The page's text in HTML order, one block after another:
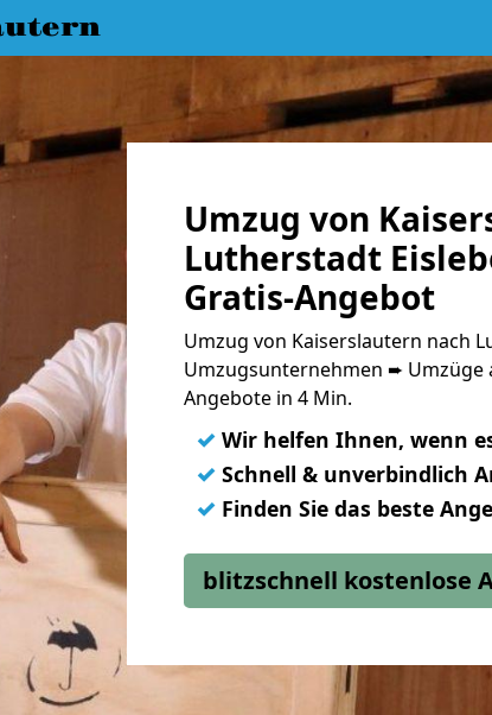
Umzug von
Lutherstadt
Gratis-Angebot
Umzug von Kaiserslautern nach
Umzugsunternehmen ➨ Umzüge
Angebote in 4 Min.
✓ Wir helfen Ihnen, wenn
✓ Schnell & unverbindlich
✓ Finden Sie das beste
blitzschnell kostenlose